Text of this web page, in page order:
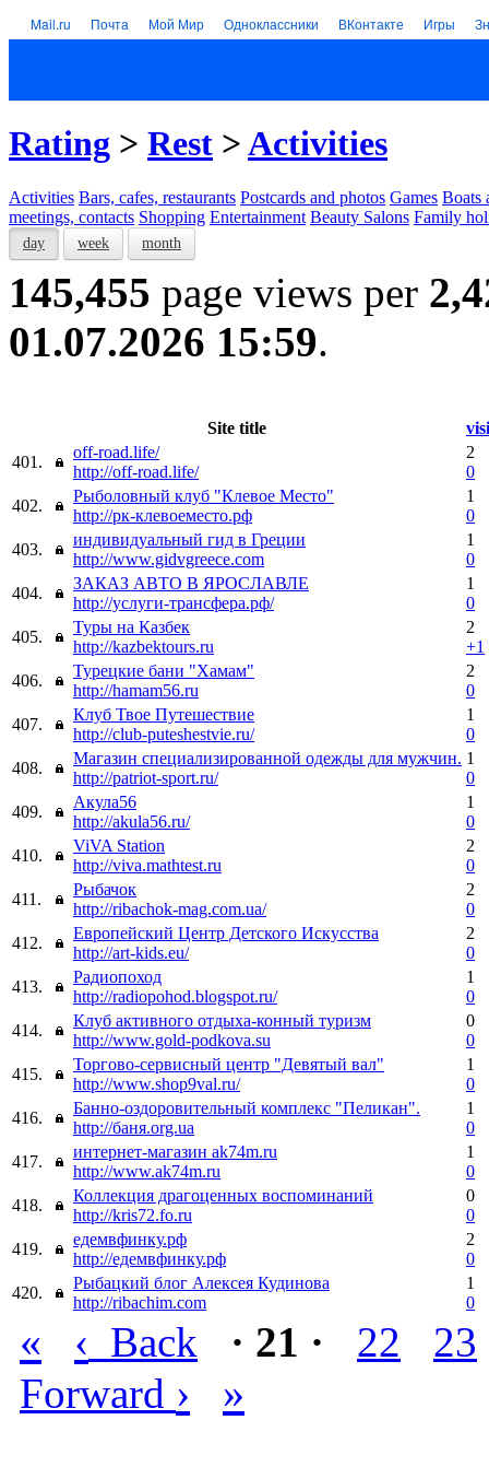
Mail.ru Почта Мой Мир Одноклассники ВКонтакте Игры
Rating > Rest >Activities
Activities Bars, cafes, restaurants Postcards and photos Games Boats
meetings, contacts Shopping Entertainment Beauty Salons Family
day week month
145,455 page views per
01.07.2026 15:59.
Site title
401.
off-road.life/
http://off-road.life/
2
0
402.
Рыболовный клуб "Клевое Место"
http://рк-клевоеместо.рф
1
0
403.
индивидуальный гид в Греции
http://www.gidvgreece.com
1
0
404.
ЗАКАЗ АВТО В ЯРОСЛАВЛЕ
http://услуги-трансфера.рф/
1
0
405.
Туры на Казбек
http://kazbektours.ru
2
+1
406.
Турецкие бани "Хамам"
http://hamam56.ru
2
0
407.
Клуб Твое Путешествие
http://club-puteshestvie.ru/
1
0
408.
Магазин специализированной одежды для мужчин.
http://patriot-sport.ru/
1
0
409.
Акула56
http://akula56.ru/
1
0
410.
ViVA Station
http://viva.mathtest.ru
2
0
411.
Рыбачок
http://ribachok-mag.com.ua/
2
0
412.
Европейский Центр Детского Искусства
http://art-kids.eu/
2
0
413.
Радиопоход
http://radiopohod.blogspot.ru/
1
0
414.
Клуб активного отдыха-конный туризм
http://www.gold-podkova.su
0
0
415.
Торгово-сервисный центр "Девятый вал"
http://www.shop9val.ru/
1
0
416.
Банно-оздоровительный комплекс "Пеликан".
http://баня.org.ua
1
0
417.
интернет-магазин ak74m.ru
http://www.ak74m.ru
1
0
418.
Коллекция драгоценных воспоминаний
http://kris72.fo.ru
0
0
419.
едемвфинку.рф
http://едемвфинку.рф
2
0
420.
Рыбацкий блог Алексея Кудинова
http://ribachim.com
1
0
« ‹ Back · 21 · 22
23
Forward › »